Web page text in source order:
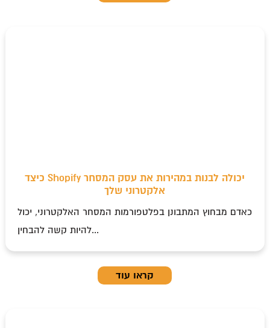
כיצד Shopify יכולה לבנות במהירות את עסק המסחר
אלקטרוני שלך
כאדם מבחוץ המתבונן בפלטפורמות המסחר האלקטרוני, יכול
להיות קשה להבחין...
קראו עוד